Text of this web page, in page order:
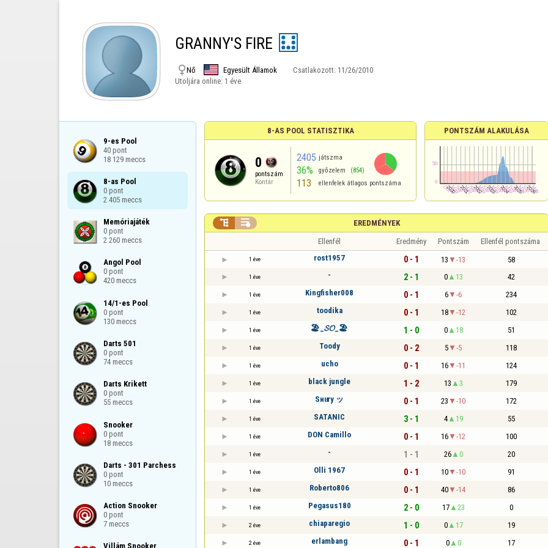
GRANNY'S FIRE
Nő Egyesült Államok Csatlakozott: 11/26/2010
Utoljára online: 1 éve
9-es Pool
40 pont
18 129 meccs
8-as Pool
0 pont
2 405 meccs
Memóriajáték
0 pont
2 260 meccs
Angol Pool
0 pont
420 meccs
14/1-es Pool
0 pont
130 meccs
Darts 501
0 pont
74 meccs
Darts Krikett
0 pont
55 meccs
Snooker
0 pont
18 meccs
Darts - 301 Parchess
0 pont
10 meccs
Action Snooker
0 pont
7 meccs
Villám Snooker
8-AS POOL STATISZTIKA
0
pontszám
Kontár
2405 játszma
36% győzelem (854)
113 ellenfelek átlagos pontszáma
PONTSZÁM ALAKULÁSA
EREDMÉNYEK
 
Ellenfél Eredmény Pontszám Ellenfél pontszáma
1 éve rost1957 0 - 1 13 -13 58
1 éve - 2 - 1 0 13 42
1 éve Kingfisher008 0 - 1 6 -6 234
1 éve toodika 0 - 1 18 -12 102
1 éve 🏖️_𝓢𝓞_🏖️ 1 - 0 0 18 51
1 éve Toody 0 - 2 5 -5 118
1 éve ucho 0 - 1 16 -11 124
1 éve black jungle 1 - 2 13 3 179
1 éve Sнιғту ッ 0 - 1 23 -10 172
1 éve SATANIC 3 - 1 4 19 55
1 éve DON Camillo 0 - 1 16 -12 100
1 éve - 1 - 1 26 0 20
1 éve Olli 1967 0 - 1 10 -10 91
1 éve Roberto806 0 - 1 40 -14 86
1 éve Pegasus180 2 - 0 17 23 0
2 éve chiaparegio 1 - 0 0 17 19
2 éve erlambang 0 - 1 0 0 17